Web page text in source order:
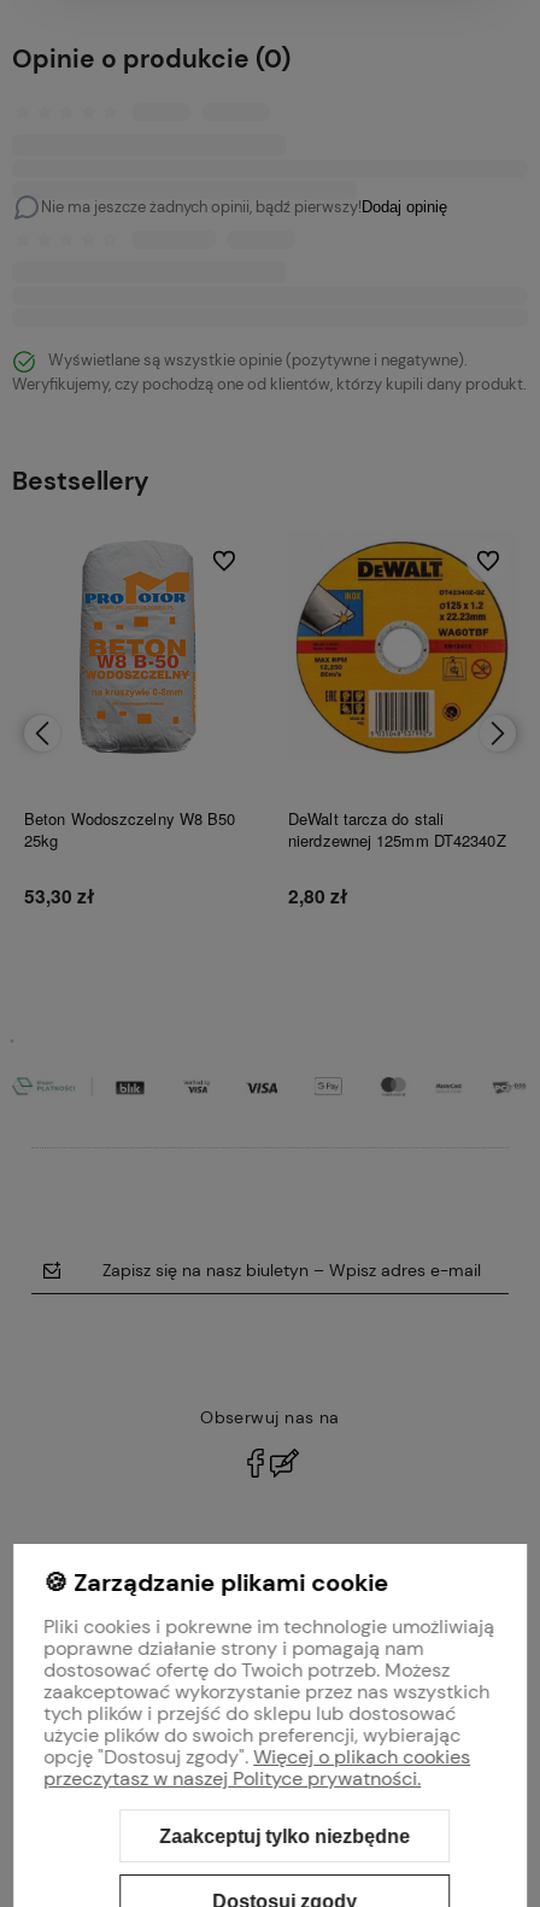
Opinie o produkcie (0)
Nie ma jeszcze żadnych opinii, bądź pierwszy! Dodaj opinię
Wyświetlane są wszystkie opinie (pozytywne i negatywne).
Weryfikujemy, czy pochodzą one od klientów, którzy kupili dany produkt.
Bestsellery
Beton Wodoszczelny W8 B50
25kg
53,30 zł
Do ulubionych
DeWalt tarcza do stali
nierdzewnej 125mm DT42340Z
2,80 zł
Do
Zapisz się na nasz biuletyn – Wpisz adres e-mail
Obserwuj nas na
MOJE KONTO
PŁATNOŚCI I DOSTAWA
INFORMACJE
O NAS
Sklep internetowy Shoper Premium Szablon Shoper Modern 3.0™
GrowCommerce
🍪 Zarządzanie plikami cookie
Pliki cookies i pokrewne im technologie umożliwiają
poprawne działanie strony i pomagają nam
dostosować ofertę do Twoich potrzeb. Możesz
zaakceptować wykorzystanie przez nas wszystkich
tych plików i przejść do sklepu lub dostosować
użycie plików do swoich preferencji, wybierając
opcję "Dostosuj zgody".Więcej o plikach cookies
przeczytasz w naszej Polityce prywatności.
Zaakceptuj tylko niezbędne
Dostosuj zgody